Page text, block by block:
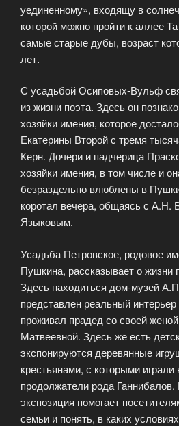
уединенному», входящу в
которой можно пройти к аллее
самые старые дубы, возраст
лет.
С усадьбой Осиповых-Вульф
из жизни поэта. Здесь он
хозяйки имения, которое
Екатерины Второй с тремя
Керн. Дочери и падчерица
хозяйки имения, в том числе и
безраздельно влюблены в
коротал вечера, общаясь с
Языковым.
Усадьба Петровское, родовое
Пушкина, рассказывает о жизни
Здесь находиться дом-музей
представлен реальный
проживал прадед со своей
Матвеевной. Здесь же есть
экспонируются деревянные
крестьянами, с которыми
продолжатели рода
экспозиция помогает
семьи и понять, в каких